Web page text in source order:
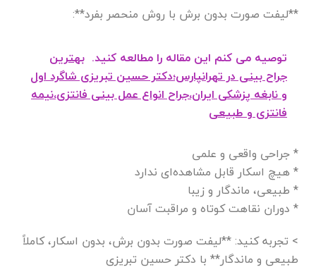
**لیفت صورت بدون برش با روش منحصر بفرد**:
توصیه می کنم این مقاله را مطالعه کنید. بهترین
جراح بینی در تهرانپارس؛دکتر حسین تبریزی شاگرد اول
و نابغه پزشکی ایران،جراح انواع عمل بینی فانتزی،نیمه
فانتزی و طبیعی
* جراحی واقعی و علمی
* هیچ اسکار قابل مشاهده‌ای ندارد
* طبیعی، ماندگار و زیبا
* دوران نقاهت کوتاه و مراقبت آسان
> تجربه کنید: **لیفت صورت بدون برش، بدون اسکار، کاملاً
طبیعی و ماندگار** با دکتر حسین تبریزی